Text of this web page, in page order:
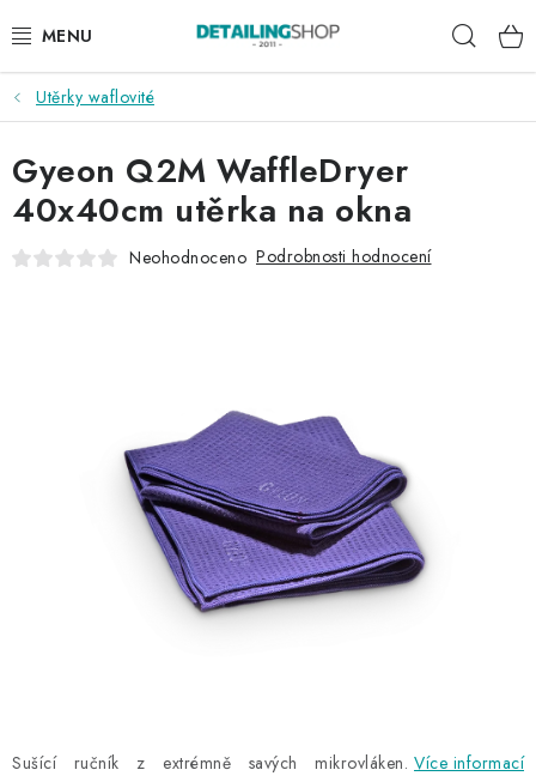
na
AKCE
NOVINKY
EXTERIÉR
DÁRKOVÉ SADY A POUKAZY
Utěrky waflovité
Sušící ručník z extrémně savých mikrovláken. Více informací
Gyeon Q2M WaffleDryer
40x40cm utěrka na okna
Neohodnoceno Podrobnosti hodnocení